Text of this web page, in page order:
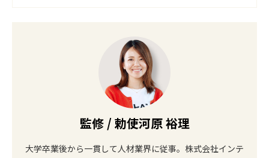
監修 / 勅使河原 裕理
大学卒業後から一貫して人材業界に従事。株式会社インテ